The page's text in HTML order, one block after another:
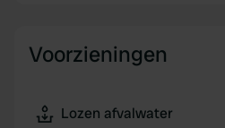
Voorzieningen
Lozen afvalwater